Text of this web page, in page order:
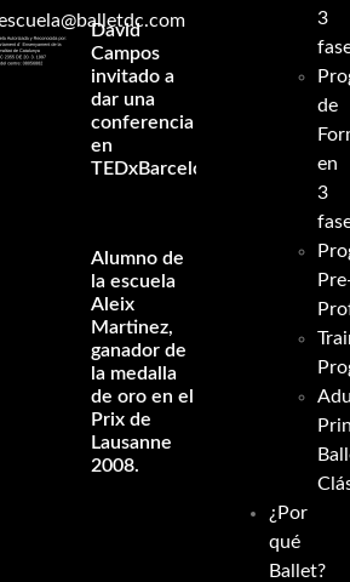
David
Campos
invitado a
dar una
conferencia
en
TEDxBarcelona
Alumno de
la escuela
Aleix
Martinez,
ganador de
la medalla
de oro en el
Prix de
Lausanne
2008.
3
de
en
3
¿Por
qué
Ballet?